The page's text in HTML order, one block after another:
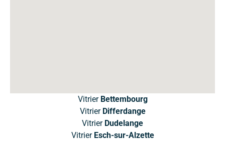
Vitrier Bettembourg
Vitrier Differdange
Vitrier Dudelange
Vitrier Esch-sur-Alzette